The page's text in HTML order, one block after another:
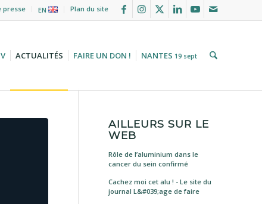
presse EN Plan du site
ACTUALITÉS FAIRE UN DON ! NANTES 19 sept
AILLEURS SUR LE
WEB
Rôle de l’aluminium dans le
cancer du sein confirmé
Cachez moi cet alu ! - Le site du
journal L&#039;age de faire